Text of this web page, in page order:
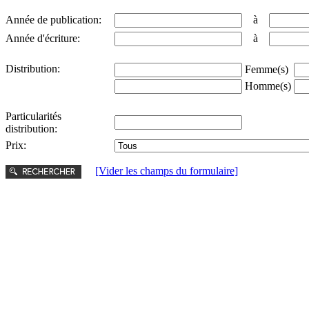
Année de publication:
à
Année d'écriture:
à
Distribution:
Femme(s)
Homme(s)
Particularités
distribution:
Prix:
[Vider les champs du formulaire]